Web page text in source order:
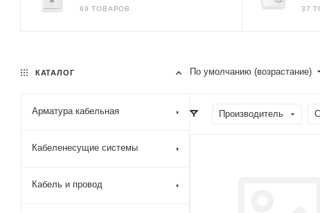
69 ТОВАРОВ 37
По умолчанию (возрастание)
Производитель
КАТАЛОГ
Арматура кабельная
Кабеленесущие системы
Кабель и провод